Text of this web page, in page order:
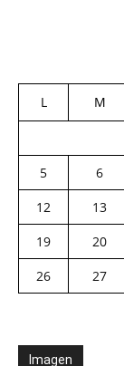
L M
5
6
12
13
19
20
26
27
Imagen